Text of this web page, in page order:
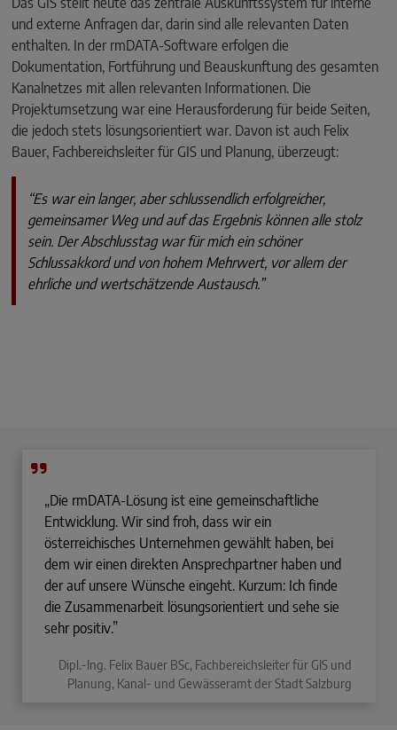
und externe Anfragen dar, darin sind alle relevanten Daten
enthalten. In der rmDATA-Software erfolgen die
Dokumentation, Fortführung und Beauskunftung des gesamten
Kanalnetzes mit allen relevanten Informationen. Die
Projektumsetzung war eine Herausforderung für beide Seiten,
die jedoch stets lösungsorientiert war. Davon ist auch Felix
Bauer, Fachbereichsleiter für GIS und Planung, überzeugt:
“Es war ein langer, aber schlussendlich erfolgreicher,
gemeinsamer Weg und auf das Ergebnis können alle stolz
sein. Der Abschlusstag war für mich ein schöner
Schlussakkord und von hohem Mehrwert, vor allem der
ehrliche und wertschätzende Austausch.”
„Die rmDATA-Lösung ist eine gemeinschaftliche
Entwicklung. Wir sind froh, dass wir ein
österreichisches Unternehmen gewählt haben, bei
dem wir einen direkten Ansprechpartner haben und
der auf unsere Wünsche eingeht. Kurzum: Ich finde
die Zusammenarbeit lösungs­orientiert und sehe sie
sehr positiv.”
Dipl.-Ing. Felix Bauer BSc, Fachbereichsleiter für GIS und
Planung, Kanal- und Gewässeramt der Stadt Salzburg